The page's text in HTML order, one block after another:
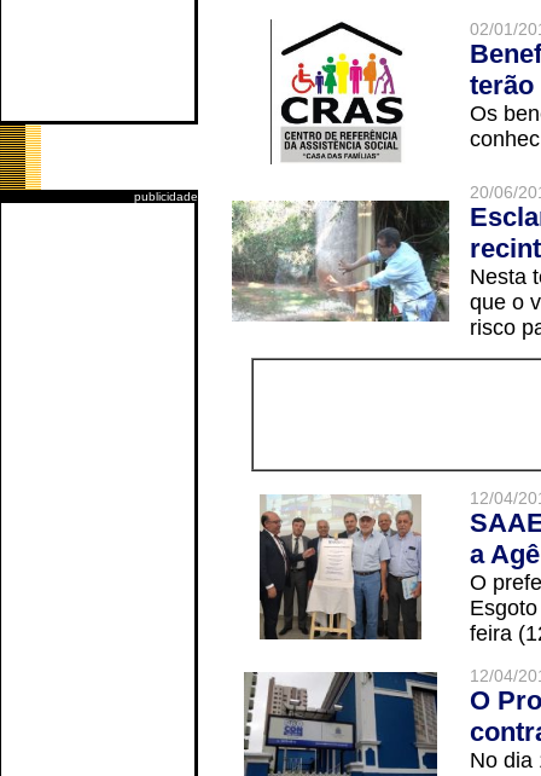
publicidade
02/01/
terão
Os
20/06/
Nesta
que o
risco
12/04/
a
O
feira
12/04/
O
No dia